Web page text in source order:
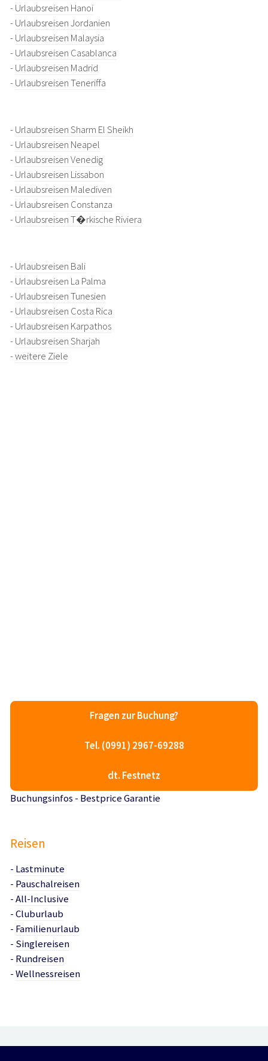
-Urlaubsreisen Hanoi
-Urlaubsreisen Jordanien
-Urlaubsreisen Malaysia
-Urlaubsreisen Casablanca
-Urlaubsreisen Madrid
-Urlaubsreisen Teneriffa
-Urlaubsreisen Sharm El Sheikh
-Urlaubsreisen Neapel
-Urlaubsreisen Venedig
-Urlaubsreisen Lissabon
-Urlaubsreisen Malediven
-Urlaubsreisen Constanza
-Urlaubsreisen T�rkische Riviera
-Urlaubsreisen Bali
-Urlaubsreisen La Palma
-Urlaubsreisen Tunesien
-Urlaubsreisen Costa Rica
-Urlaubsreisen Karpathos
-Urlaubsreisen Sharjah
-weitere Ziele
Fragen zur Buchung?
Tel. (0991) 2967-69288
dt. Festnetz
Buchungsinfos - Bestprice Garantie
Reisen
- Lastminute
- Pauschalreisen
-All-Inclusive
-Cluburlaub
- Familienurlaub
- Singlereisen
- Rundreisen
-Wellnessreisen